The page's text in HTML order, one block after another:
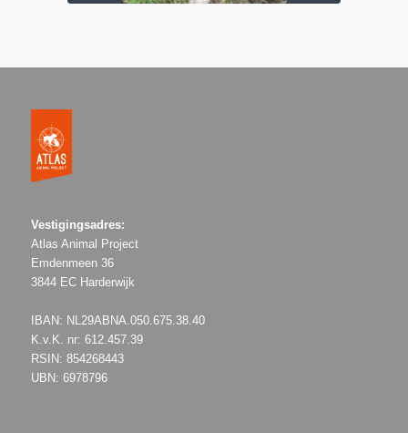
Vestigingsadres:
Atlas Animal Project
Emdenmeen 36
3844 EC Harderwijk
IBAN: NL29ABNA.050.675.38.40
K.v.K. nr: 612.457.39
RSIN: 854268443
UBN: 6978796